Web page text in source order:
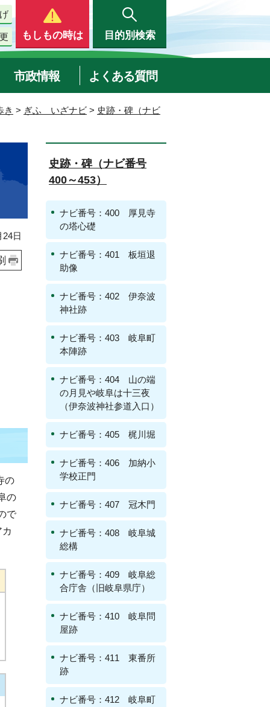
もしもの時は 目的別検索
市政情報 よくある質問
き > ぎふ いざナビ > 史跡・碑（ナビ
日
の
の
で
史跡・碑（ナビ番号
400～453）
ナビ番号：400 厚見寺
の塔心礎
ナビ番号：401 板垣退
助像
ナビ番号：402 伊奈波
神社跡
ナビ番号：403 岐阜町
本陣跡
ナビ番号：404 山の端
の月見や岐阜は十三夜
（伊奈波神社参道入口）
ナビ番号：405 梶川堀
ナビ番号：406 加納小
学校正門
ナビ番号：407 冠木門
ナビ番号：408 岐阜城
総構
ナビ番号：409 岐阜総
合庁舎（旧岐阜県庁）
ナビ番号：410 岐阜問
屋跡
ナビ番号：411 東番所
跡
ナビ番号：412 岐阜町